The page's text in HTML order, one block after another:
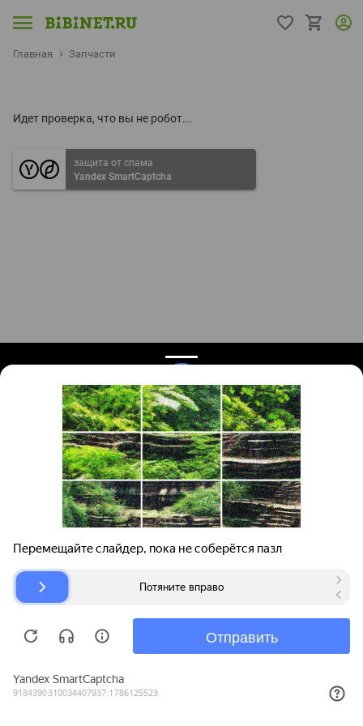
Главная Запчасти
Идет проверка, что вы не робот...
защита от спама
Yandex SmartCaptcha
Поиск запчастей
Для автокомпаний
Авторазборки
О проекте
Помощь
Карта сайта
© bibinet.ru - система поиска запчастей,
Copyright 2010-2026 Все права защищены